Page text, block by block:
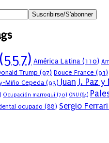
(557) América Latina (110)
Trump (97) Douce France (91)
y-Miño Cepeda (93) Juan J. Paz
Ocupación marroquí (70) ONU (64)
ocupado (88) Sergio Ferrari